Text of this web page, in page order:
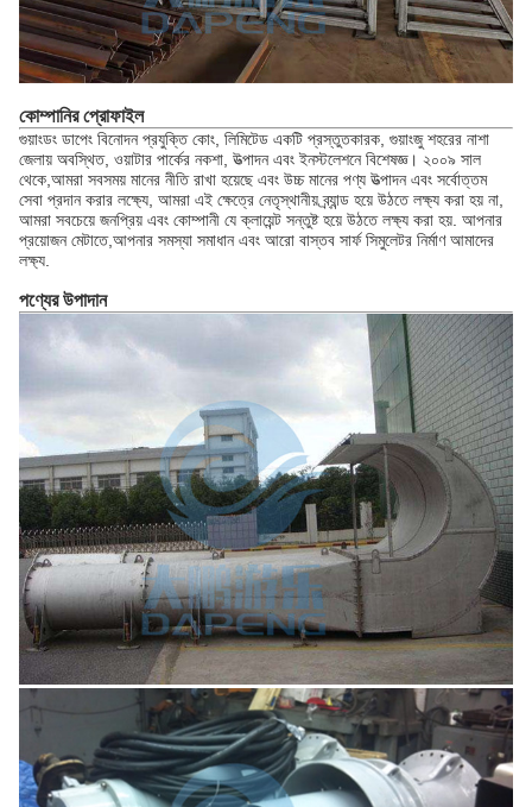
কোম্পানির প্রোফাইল
গুয়াংডং ডাপেং বিনোদন প্রযুক্তি কোং, লিমিটেড একটি প্রস্তুতকারক, গুয়াংজু শহরের নাশা
জেলায় অবস্থিত, ওয়াটার পার্কের নকশা, উত্পাদন এবং ইনস্টলেশনে বিশেষজ্ঞ। ২০০৯ সাল
থেকে,আমরা সবসময় মানের নীতি রাখা হয়েছে এবং উচ্চ মানের পণ্য উত্পাদন এবং সর্বোত্তম
সেবা প্রদান করার লক্ষ্যে, আমরা এই ক্ষেত্রে নেতৃস্থানীয় ব্র্যান্ড হয়ে উঠতে লক্ষ্য করা হয় না,
আমরা সবচেয়ে জনপ্রিয় এবং কোম্পানী যে ক্লায়েন্ট সন্তুষ্ট হয়ে উঠতে লক্ষ্য করা হয়. আপনার
প্রয়োজন মেটাতে,আপনার সমস্যা সমাধান এবং আরো বাস্তব সার্ফ সিমুলেটর নির্মাণ আমাদের
লক্ষ্য.
পণ্যের উপাদান